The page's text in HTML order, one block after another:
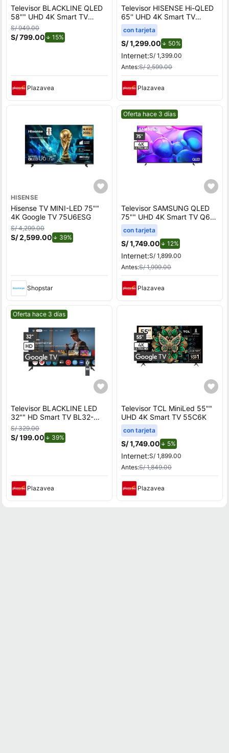
Televisor BLACKLINE QLED
58"" UHD 4K Smart TV
BL58-T8000QD
S/ 949.00
S/ 799.00 15%
Plazavea
Televisor HISENSE Hi-QLED
65'' UHD 4K Smart TV
65QD68SG
con tarjeta
S/ 1,299.00 50%de descuento.
Internet:S/ 1,399.00
Antes:S/ 2,599.00
Plazavea
HISENSE
Hisense TV MINI-LED 75""
4K Google TV 75U6ESG
S/ 4,299.00
S/ 2,599.00 39%
Shopstar
Mejor precio.
Oferta hace 3 días
Televisor SAMSUNG QLED
75"" UHD 4K Smart TV Q6
QN75Q6FAAGXPE
con tarjeta
S/ 1,749.00 12%de descuento.
Internet:S/ 1,899.00
Antes:S/ 1,999.00
Plazavea
Mejor precio.
Oferta hace 3 días
Televisor BLACKLINE LED
32"" HD Smart TV BL32-
T3000HD
S/ 329.00
S/ 199.00 39%
Plazavea
Televisor TCL MiniLed 55""
UHD 4K Smart TV 55C6K
con tarjeta
S/ 1,749.00 5%de descuento.
Internet:S/ 1,899.00
Antes:S/ 1,849.00
Plazavea